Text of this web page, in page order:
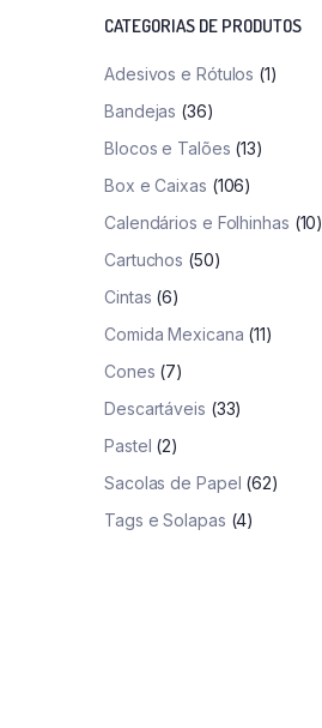
CATEGORIAS DE PRODUTOS
Adesivos e Rótulos (1)
Bandejas (36)
Blocos e Talões (13)
Box e Caixas (106)
Calendários e Folhinhas (10)
Cartuchos (50)
Cintas (6)
Comida Mexicana (11)
Cones (7)
Descartáveis (33)
Pastel (2)
Sacolas de Papel (62)
Tags e Solapas (4)